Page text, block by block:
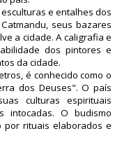
e entalhes dos
seus bazares
a cidade. A caligrafia e
dos pintores e
da cidade.
é conhecido como o
dos Deuses". O país
culturas espirituais
intocadas. O budismo
por rituais elaborados e